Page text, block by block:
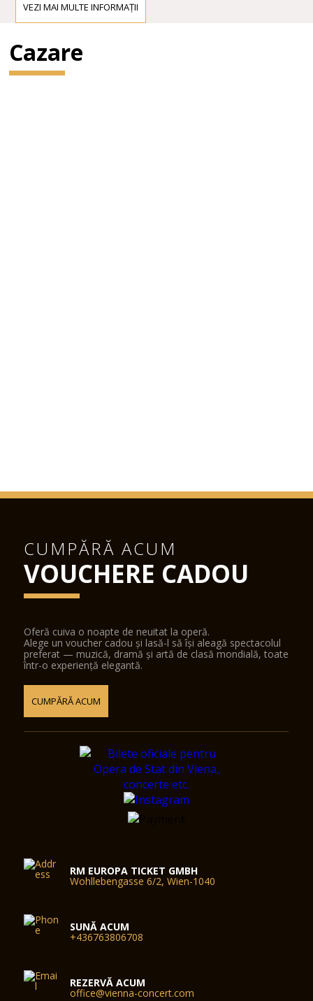
VEZI MAI MULTE INFORMAȚII
Cazare
CUMPĂRĂ ACUM
VOUCHERE CADOU
Oferă cuiva o noapte de neuitat la operă.
Alege un voucher cadou și lasă-l să își aleagă spectacolul
preferat — muzică, dramă și artă de clasă mondială, toate
într-o experiență elegantă.
CUMPĂRĂ ACUM
RM EUROPA TICKET GMBH
Wohllebengasse 6/2, Wien-1040
SUNĂ ACUM
+436763806708
REZERVĂ ACUM
office@vienna-concert.com